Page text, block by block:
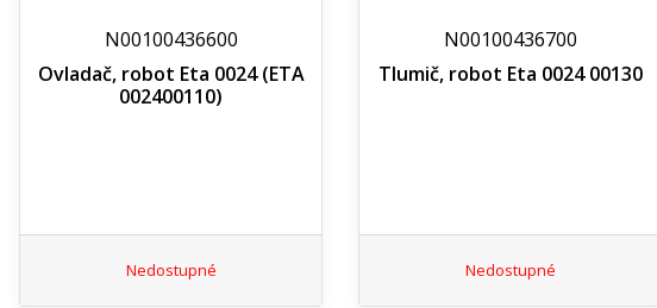
N00100436600
Ovladač, robot Eta 0024 (ETA
002400110)
Nedostupné
N00100436700
Tlumič, robot Eta 0024 00130
Nedostupné